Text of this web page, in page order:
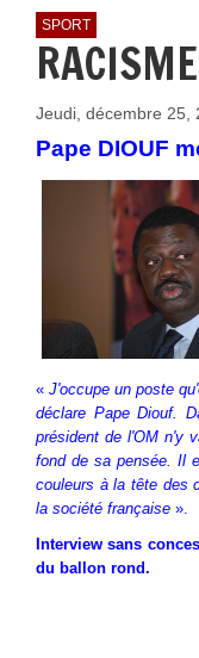
SPORT
Jeudi, décembre 25,
Pape DIOUF
«J'occupe un poste
déclare Pape Diouf.
président de l'OM n'y
fond de sa pensée. Il
couleurs à la tête des
la société française ».
Interview sans
du ballon rond.